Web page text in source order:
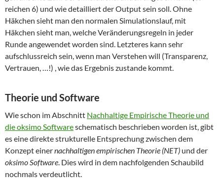
reichen 6) und wie detailliert der Output sein soll. Ohne
Häkchen sieht man den normalen Simulationslauf, mit
Häkchen sieht man, welche Veränderungsregeln in jeder
Runde angewendet worden sind. Letzteres kann sehr
aufschlussreich sein, wenn man Verstehen will (Transparenz,
Vertrauen, …!) , wie das Ergebnis zustande kommt.
Theorie und Software
Wie schon im Abschnitt Nachhaltige Empirische Theorie und
die oksimo Softwareschematisch beschrieben worden ist, gibt
es eine direkte strukturelle Entsprechung zwischen dem
Konzept einernachhaltigen empirischen Theorie (NET) und der
oksimo Software. Dies wird in dem nachfolgenden Schaubild
nochmals verdeutlicht.